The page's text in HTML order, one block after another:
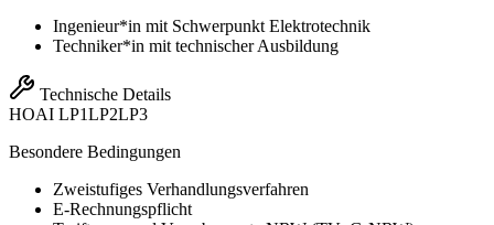
Ingenieur*in mit Schwerpunkt Elektrotechnik
Techniker*in mit technischer Ausbildung
Technische Details
HOAI LP1LP2LP3
Besondere Bedingungen
Zweistufiges Verhandlungsverfahren
E-Rechnungspflicht